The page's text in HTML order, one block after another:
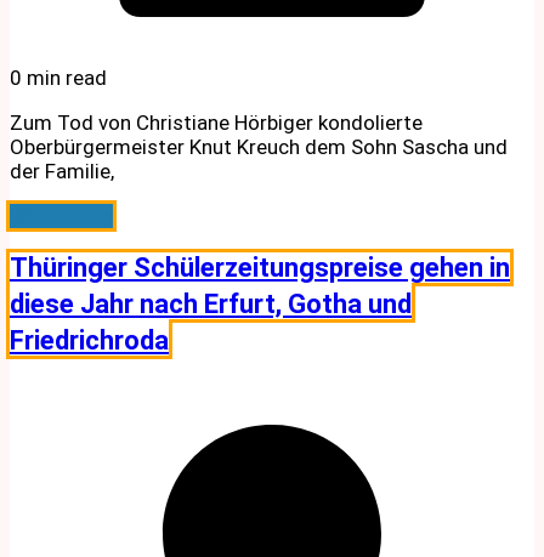
0 min read
Zum Tod von Christiane Hörbiger kondolierte
Oberbürgermeister Knut Kreuch dem Sohn Sascha und
der Familie,
Thüringer Schülerzeitungspreise gehen in
diese Jahr nach Erfurt, Gotha und
Friedrichroda